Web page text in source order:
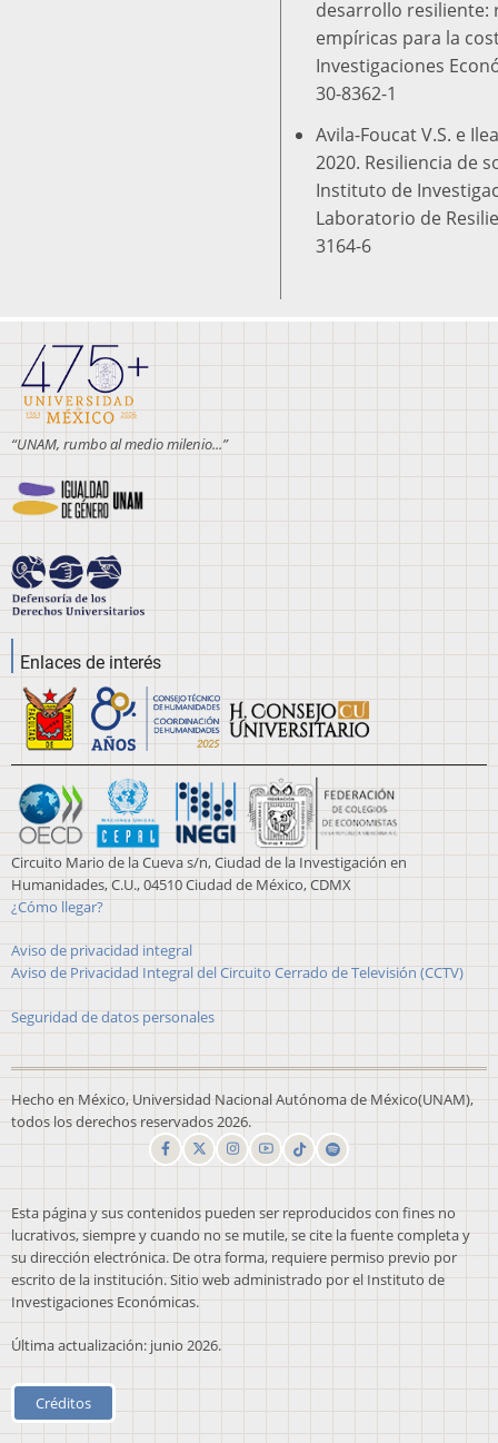
desarrollo resiliente:
empíricas para la
Investigaciones
30-8362-1
Avila-Foucat V.S. e
2020. Resiliencia de
Instituto de
Laboratorio de
3164-6
“UNAM, rumbo al medio milenio...”
Enlaces de interés
Circuito Mario de la Cueva s/n, Ciudad de la Investigación en
Humanidades, C.U., 04510 Ciudad de México, CDMX
¿Cómo llegar?
Aviso de privacidad integral
Aviso de Privacidad Integral del Circuito Cerrado de Televisión (CCTV)
Seguridad de datos personales
Hecho en México, Universidad Nacional Autónoma de México(UNAM),
todos los derechos reservados 2026.
Esta página y sus contenidos pueden ser reproducidos con fines no
lucrativos, siempre y cuando no se mutile, se cite la fuente completa y
su dirección electrónica. De otra forma, requiere permiso previo por
escrito de la institución. Sitio web administrado por el Instituto de
Investigaciones Económicas.
Última actualización: junio 2026.
Créditos